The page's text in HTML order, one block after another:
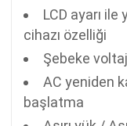
LCD ayarı ile
cihazı özelliği
Şebeke
AC yeniden
başlatma